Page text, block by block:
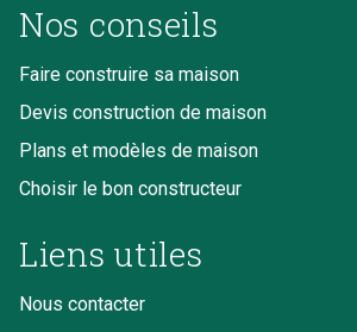
Nos conseils
Faire construire sa maison
Devis construction de maison
Plans et modèles de maison
Choisir le bon constructeur
Liens utiles
Nous contacter